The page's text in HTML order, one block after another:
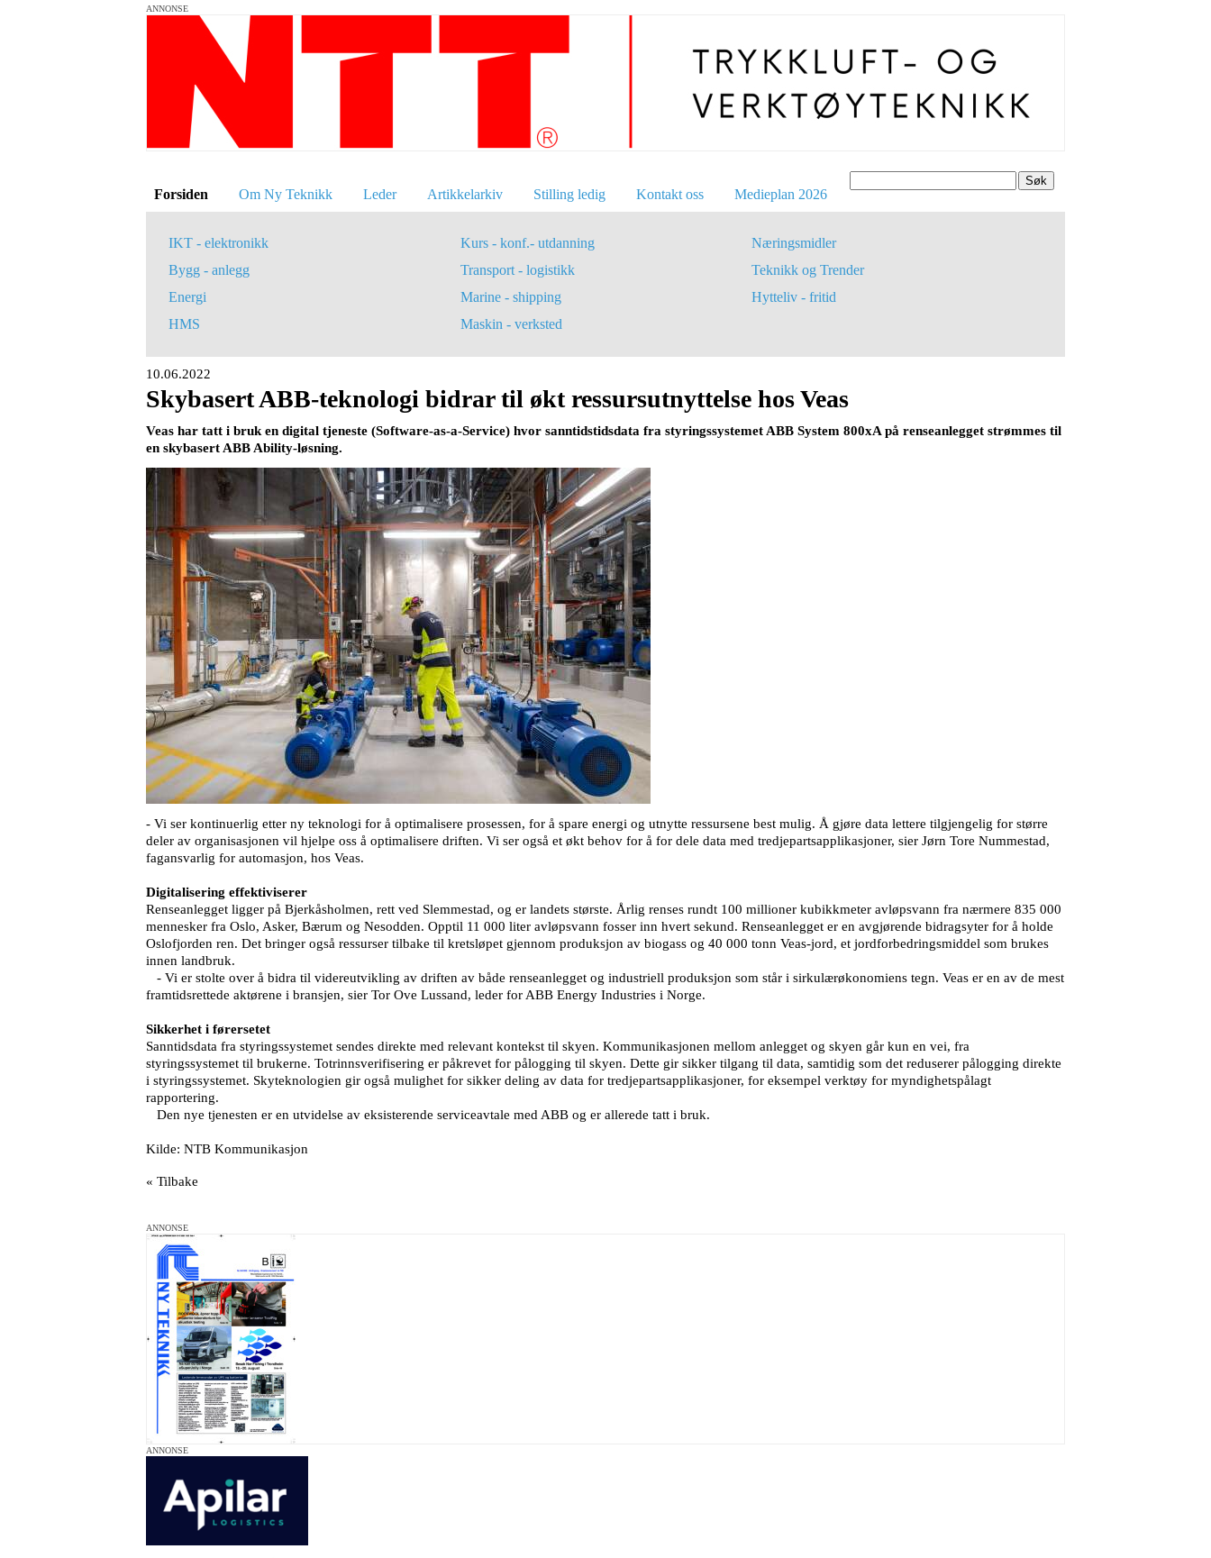
ANNONSE
Søk
Forsiden Om Ny Teknikk Leder Artikkelarkiv Stilling ledig Kontakt oss Medieplan 2026
IKT - elektronikk
Bygg - anlegg
Energi
HMS
Kurs - konf.- utdanning
Transport - logistikk
Marine - shipping
Maskin - verksted
Næringsmidler
Teknikk og Trender
Hytteliv - fritid
10.06.2022
Skybasert ABB-teknologi bidrar til økt ressursutnyttelse hos Veas
Veas har tatt i bruk en digital tjeneste (Software-as-a-Service) hvor sanntidstidsdata fra styringssystemet ABB System 800xA på renseanlegget strømmes til
en skybasert ABB Ability-løsning.
- Vi ser kontinuerlig etter ny teknologi for å optimalisere prosessen, for å spare energi og utnytte ressursene best mulig. Å gjøre data lettere tilgjengelig for større
deler av organisasjonen vil hjelpe oss å optimalisere driften. Vi ser også et økt behov for å for dele data med tredjepartsapplikasjoner, sier Jørn Tore Nummestad,
fagansvarlig for automasjon, hos Veas.
Digitalisering effektiviserer
Renseanlegget ligger på Bjerkåsholmen, rett ved Slemmestad, og er landets største. Årlig renses rundt 100 millioner kubikkmeter avløpsvann fra nærmere 835 000
mennesker fra Oslo, Asker, Bærum og Nesodden. Opptil 11 000 liter avløpsvann fosser inn hvert sekund. Renseanlegget er en avgjørende bidragsyter for å holde
Oslofjorden ren. Det bringer også ressurser tilbake til kretsløpet gjennom produksjon av biogass og 40 000 tonn Veas-jord, et jordforbedringsmiddel som brukes
innen landbruk.
- Vi er stolte over å bidra til videreutvikling av driften av både renseanlegget og industriell produksjon som står i sirkulærøkonomiens tegn. Veas er en av de mest
framtidsrettede aktørene i bransjen, sier Tor Ove Lussand, leder for ABB Energy Industries i Norge.
Sikkerhet i førersetet
Sanntidsdata fra styringssystemet sendes direkte med relevant kontekst til skyen. Kommunikasjonen mellom anlegget og skyen går kun en vei, fra
styringssystemet til brukerne. Totrinnsverifisering er påkrevet for pålogging til skyen. Dette gir sikker tilgang til data, samtidig som det reduserer pålogging direkte
i styringssystemet. Skyteknologien gir også mulighet for sikker deling av data for tredjepartsapplikasjoner, for eksempel verktøy for myndighetspålagt
rapportering.
Den nye tjenesten er en utvidelse av eksisterende serviceavtale med ABB og er allerede tatt i bruk.
Kilde: NTB Kommunikasjon
« Tilbake
ANNONSE
ANNONSE